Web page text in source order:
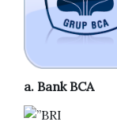
a. Bank BCA